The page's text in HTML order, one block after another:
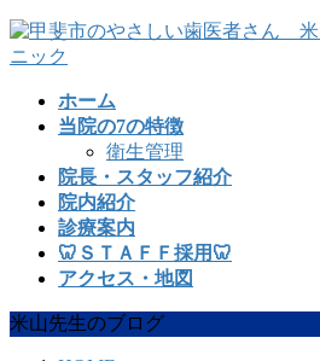
コ
ン
ナ
ビ
ホーム
当院の7の特徴
衛生管理
院長・スタッフ紹介
院内紹介
診療案内
🦷ＳＴＡＦＦ採用🦷
アクセス・地図
米山先生のブログ